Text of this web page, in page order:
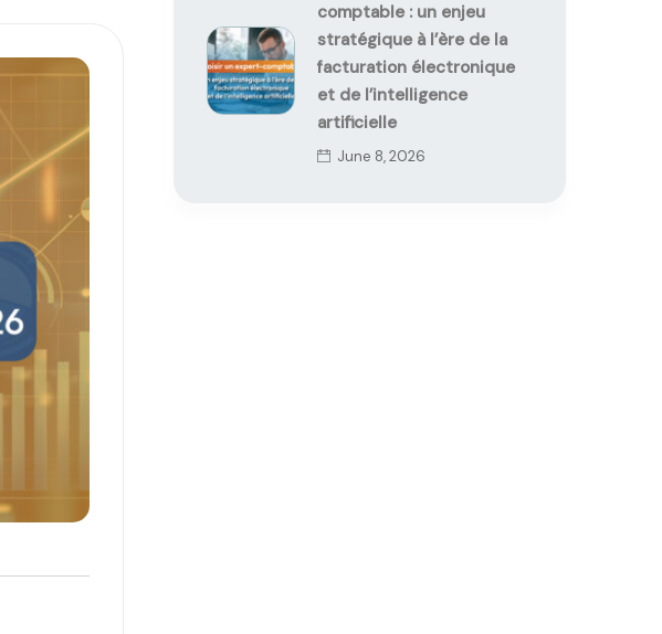
comptable : un enjeu
stratégique à l’ère de la
facturation électronique
et de l’intelligence
artificielle
June 8, 2026